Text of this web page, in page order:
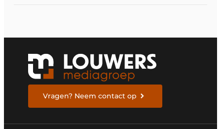
Vragen? Neem contact op